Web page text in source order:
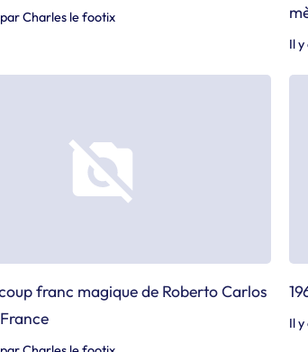
parCharles le footix
Il y
franc magique de Roberto Carlos
Il y